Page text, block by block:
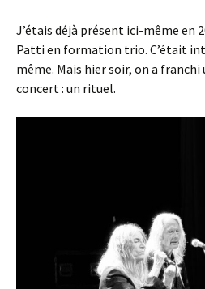
J’étais déjà présent ici-même en
Patti en formation trio. C’était
même. Mais hier soir, on a franchi
concert : un rituel.